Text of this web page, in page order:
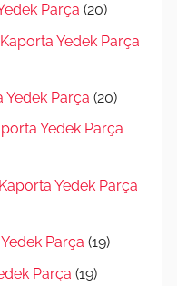
Parça (20)
Yedek Parça
Yedek Parça (20)
Yedek Parça
Yedek Parça
Parça (19)
Parça (19)